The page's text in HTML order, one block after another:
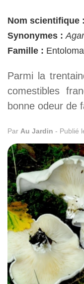
Nom scientifique :
Synonymes :
Famille :
Parmi la
comestibles
bonne odeur de
Par Au Jardin - Publié